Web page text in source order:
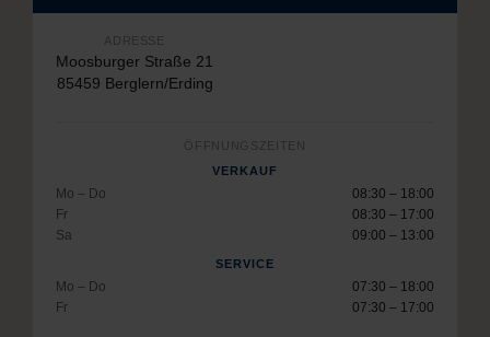
ADRESSE
Moosburger Straße 21
85459 Berglern/Erding
ÖFFNUNGSZEITEN
VERKAUF
Mo – Do
08:30 – 18:00
Fr
08:30 – 17:00
Sa
09:00 – 13:00
SERVICE
Mo – Do
07:30 – 18:00
Fr
07:30 – 17:00